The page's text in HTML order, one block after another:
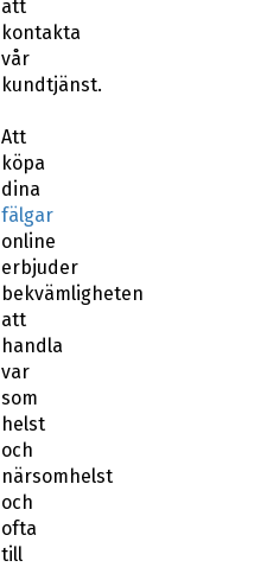
att
kontakta
vår
kundtjänst.
Att
köpa
dina
fälgar
online
erbjuder
bekvämligheten
att
handla
var
som
helst
och
närsomhelst
och
ofta
till